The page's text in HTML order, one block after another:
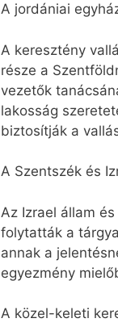
A jordániai
A keresztény
része a
vezetők
lakosság
biztosítják a
A Szentszék és
Az Izrael állam
folytatták a
annak a
egyezmény
A közel-keleti